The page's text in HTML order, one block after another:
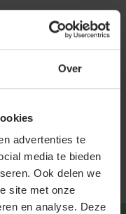
Over
advertenties te
media te bieden
Ook delen we
site met onze
en analyse. Deze